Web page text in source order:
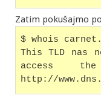
Zatim pokušajmo
$ whois
This TLD nas
access
http://